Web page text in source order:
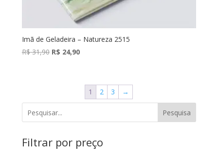
Imã de Geladeira – Natureza 2515
R$31,90 O
R$ 24,90O
R$ 24,90.
1 2 3 →
Pesquisa
Filtrar por preço